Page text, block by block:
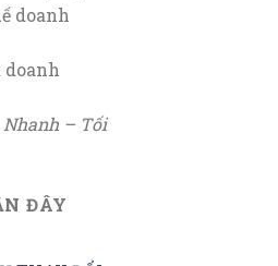
doanh
– Tối
ĐÂY